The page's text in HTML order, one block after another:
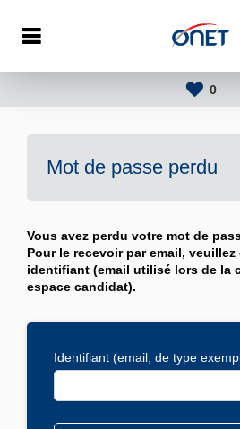
0
Mot de passe perdu
Vous avez perdu votre mot de
Pour le recevoir par email,
identifiant (email utilisé lors de la
espace candidat).
Identifiant (email, de type